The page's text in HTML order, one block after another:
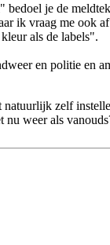
bedoel je de
ik vraag me ook
als de labels".
en politie en
natuurlijk zelf
nu weer als